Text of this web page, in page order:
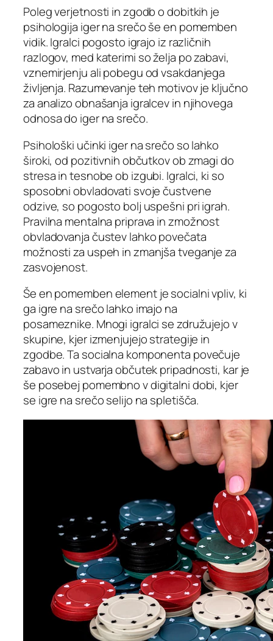
Poleg verjetnosti in zgodb o dobitkih je
psihologija iger na srečo še en pomemben
vidik. Igralci pogosto igrajo iz različnih
razlogov, med katerimi so želja po zabavi,
vznemirjenju ali pobegu od vsakdanjega
življenja. Razumevanje teh motivov je ključno
za analizo obnašanja igralcev in njihovega
odnosa do iger na srečo.
Psihološki učinki iger na srečo so lahko
široki, od pozitivnih občutkov ob zmagi do
stresa in tesnobe ob izgubi. Igralci, ki so
sposobni obvladovati svoje čustvene
odzive, so pogosto bolj uspešni pri igrah.
Pravilna mentalna priprava in zmožnost
obvladovanja čustev lahko povečata
možnosti za uspeh in zmanjša tveganje za
zasvojenost.
Še en pomemben element je socialni vpliv, ki
ga igre na srečo lahko imajo na
posameznike. Mnogi igralci se združujejo v
skupine, kjer izmenjujejo strategije in
zgodbe. Ta socialna komponenta povečuje
zabavo in ustvarja občutek pripadnosti, kar je
še posebej pomembno v digitalni dobi, kjer
se igre na srečo selijo na spletišča.